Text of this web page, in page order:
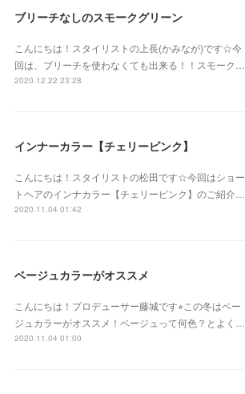
ブリーチなしのスモークグリーン
こんにちは！スタイリストの上長(かみなが)です☆今
回は、ブリーチを使わなくても出来る！！スモーク…
2020.12.22 23:28
インナーカラー【チェリーピンク】
こんにちは！スタイリストの松田です☆今回はショー
トヘアのインナカラー【チェリーピンク】のご紹介…
2020.11.04 01:42
ベージュカラーがオススメ
こんにちは！プロデューサー藤城です⭐︎この冬はベー
ジュカラーがオススメ！ベージュって何色？とよく…
2020.11.04 01:00